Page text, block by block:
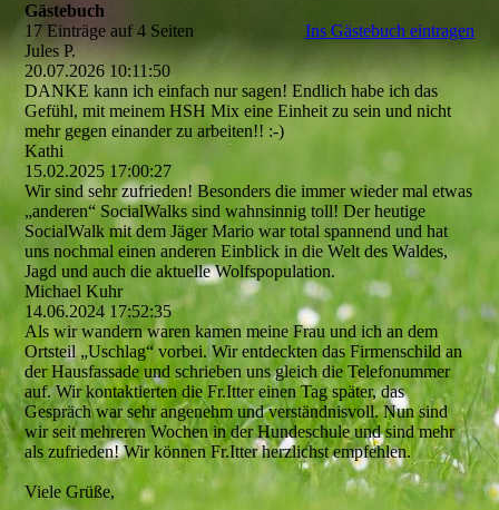
Gästebuch
17 Einträge auf 4 Seiten
Ins Gästebuch eintragen
Jules P.
20.07.2026 10:11:50
DANKE kann ich einfach nur sagen! Endlich habe ich das
Gefühl, mit meinem HSH Mix eine Einheit zu sein und nicht
mehr gegen einander zu arbeiten!! :-)
Kathi
15.02.2025 17:00:27
Wir sind sehr zufrieden! Besonders die immer wieder mal etwas
„anderen“ SocialWalks sind wahnsinnig toll! Der heutige
SocialWalk mit dem Jäger Mario war total spannend und hat
uns nochmal einen anderen Einblick in die Welt des Waldes,
Jagd und auch die aktuelle Wolfspopulation.
Michael Kuhr
14.06.2024 17:52:35
Als wir wandern waren kamen meine Frau und ich an dem
Ortsteil „Uschlag“ vorbei. Wir entdeckten das Firmenschild an
der Hausfassade und schrieben uns gleich die Telefonummer
auf. Wir kontaktierten die Fr.Itter einen Tag später, das
Gespräch war sehr angenehm und verständnisvoll. Nun sind
wir seit mehreren Wochen in der Hundeschule und sind mehr
als zufrieden! Wir können Fr.Itter herzlichst empfehlen.
Viele Grüße,